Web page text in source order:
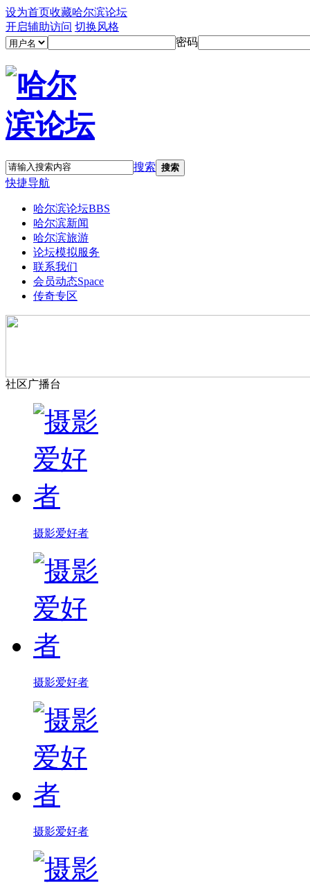
设为首页收藏哈尔滨论坛
开启辅助访问 切换风格
密码
搜索 搜索
快捷导航
哈尔滨论坛BBS
哈尔滨新闻
哈尔滨旅游
论坛模拟服务
联系我们
会员动态Space
传奇专区
社区广播台
摄影爱好者
摄影爱好者
摄影爱好者